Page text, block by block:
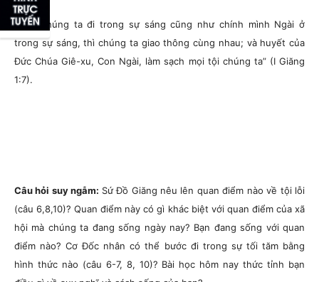
“Nếu chúng ta đi trong sự sáng cũng như chính mình Ngài ở
trong sự sáng, thì chúng ta giao thông cùng nhau; và huyết của
Đức Chúa Giê-xu, Con Ngài, làm sạch mọi tội chúng ta” (I Giăng
1:7).
Câu hỏi suy ngẫm: Sứ Đồ Giăng nêu lên quan điểm nào về tội lỗi
(câu 6,8,10)? Quan điểm này có gì khác biệt với quan điểm của xã
hội mà chúng ta đang sống ngày nay? Bạn đang sống với quan
điểm nào? Cơ Đốc nhân có thể bước đi trong sự tối tăm bằng
hình thức nào (câu 6-7, 8, 10)? Bài học hôm nay thức tỉnh bạn